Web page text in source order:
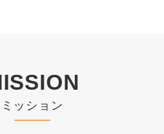
ミッション